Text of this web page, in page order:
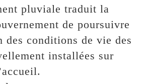
pluviale traduit la
de poursuivre
des conditions de vie des
installées sur